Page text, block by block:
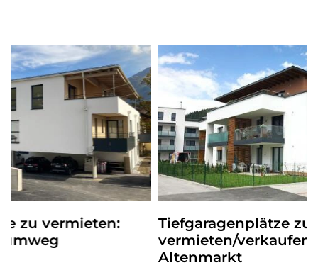
Tiefgaragenplätze zu
vermieten/verkaufen – BV